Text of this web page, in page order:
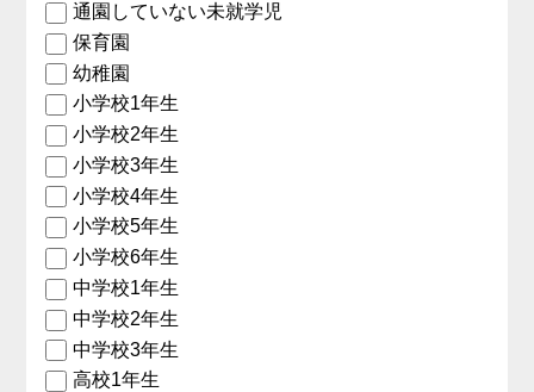
通園していない未就学児
保育園
幼稚園
小学校1年生
小学校2年生
小学校3年生
小学校4年生
小学校5年生
小学校6年生
中学校1年生
中学校2年生
中学校3年生
高校1年生